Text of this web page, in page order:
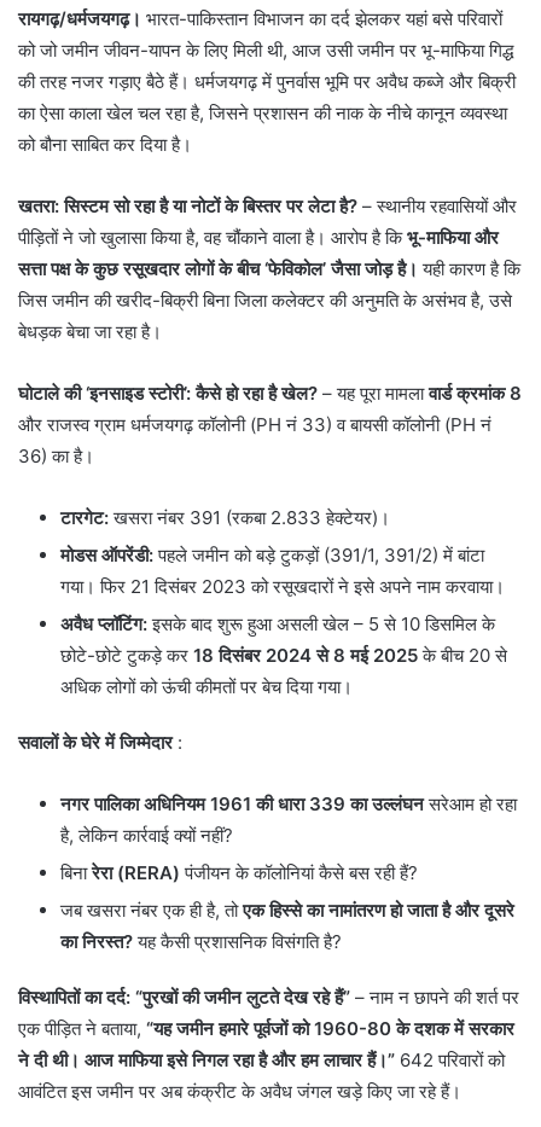
रायगढ़/धर्मजयगढ़। भारत-पाकिस्तान विभाजन का दर्द झेलकर यहां बसे परिवारों
को जो जमीन जीवन-यापन के लिए मिली थी, आज उसी जमीन पर भू-माफिया गिद्ध
की तरह नजर गड़ाए बैठे हैं। धर्मजयगढ़ में पुनर्वास भूमि पर अवैध कब्जे और बिक्री
का ऐसा काला खेल चल रहा है, जिसने प्रशासन की नाक के नीचे कानून व्यवस्था
को बौना साबित कर दिया है।
खतरा: सिस्टम सो रहा है या नोटों के बिस्तर पर लेटा है? – स्थानीय रहवासियों और
पीड़ितों ने जो खुलासा किया है, वह चौंकाने वाला है। आरोप है किभू-माफिया और
सत्ता पक्ष के कुछ रसूखदार लोगों के बीच ‘फेविकोल’ जैसा जोड़ है। यही कारण है कि
जिस जमीन की खरीद-बिक्री बिना जिला कलेक्टर की अनुमति के असंभव है, उसे
बेधड़क बेचा जा रहा है।
घोटाले की ‘इनसाइड स्टोरी’: कैसे हो रहा है खेल? – यह पूरा मामलावार्ड क्रमांक 8
और राजस्व ग्राम धर्मजयगढ़ कॉलोनी (PH नं 33) व बायसी कॉलोनी (PH नं
36) का है।
टारगेट:खसरा नंबर 391 (रकबा 2.833 हेक्टेयर)।
मोडस ऑपरेंडी:पहले जमीन को बड़े टुकड़ों (391/1, 391/2) में बांटा
गया। फिर 21 दिसंबर 2023 को रसूखदारों ने इसे अपने नाम करवाया।
अवैध प्लॉटिंग:इसके बाद शुरू हुआ असली खेल – 5 से 10 डिसमिल के
छोटे-छोटे टुकड़े कर 18 दिसंबर 2024 से 8 मई 2025के बीच 20 से
अधिक लोगों को ऊंची कीमतों पर बेच दिया गया।
सवालों के घेरे में जिम्मेदार:
नगर पालिका अधिनियम 1961 की धारा 339 का उल्लंघनसरेआम हो रहा
है, लेकिन कार्रवाई क्यों नहीं?
​बिनारेरा (RERA) पंजीयन के कॉलोनियां कैसे बस रही हैं?
​जब खसरा नंबर एक ही है, तोएक हिस्से का नामांतरण हो जाता है और दूसरे
का निरस्त?यह कैसी प्रशासनिक विसंगति है?
विस्थापितों का दर्द: “पुरखों की जमीन लुटते देख रहे हैं” – नाम न छापने की शर्त पर
एक पीड़ित ने बताया, “यह जमीन हमारे पूर्वजों को 1960-80 के दशक में सरकार
ने दी थी। आज माफिया इसे निगल रहा है और हम लाचार हैं।” 642 परिवारों को
आवंटित इस जमीन पर अब कंक्रीट के अवैध जंगल खड़े किए जा रहे हैं।